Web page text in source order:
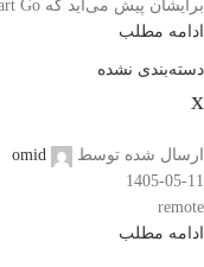
برایشان پیش می‌آید که U Smart Go چیست؟ اپلیکیشن U Smar...
ادامه مطلب
دسته‌بندی نشده
x
ارسال شده توسط
omid
1405-05-11
remote
ادامه مطلب